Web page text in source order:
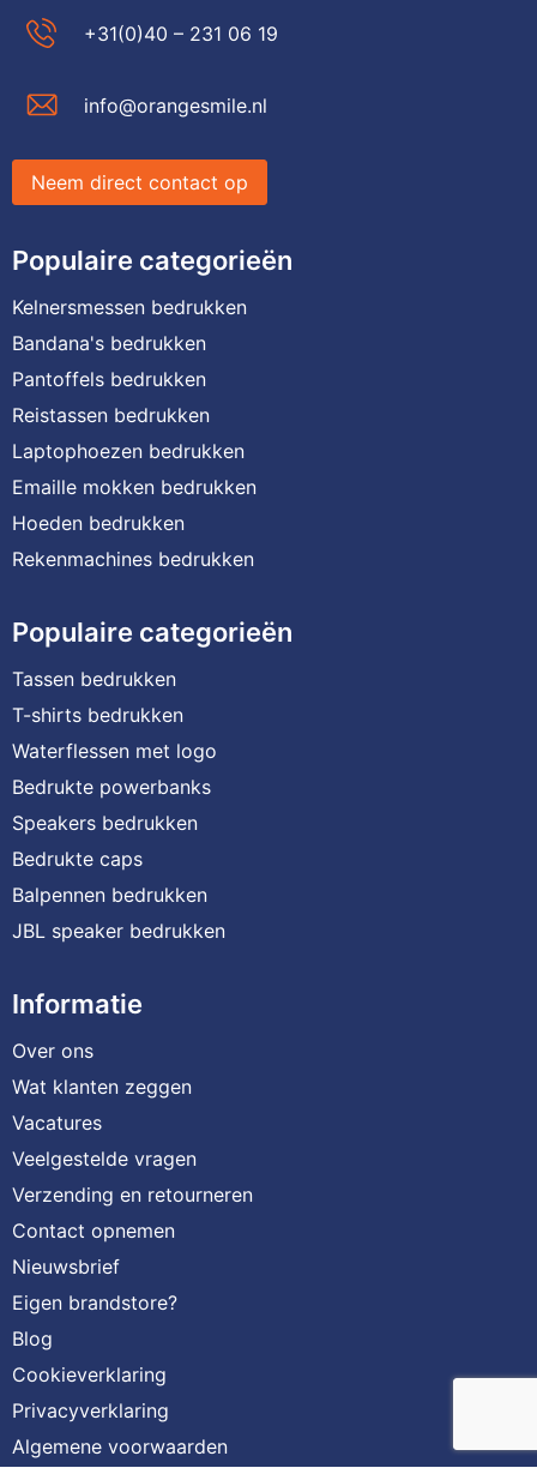
+31(0)40 – 231 06 19
info@orangesmile.nl
Neem direct contact op
Populaire categorieën
Kelnersmessen bedrukken
Bandana's bedrukken
Pantoffels bedrukken
Reistassen bedrukken
Laptophoezen bedrukken
Emaille mokken bedrukken
Hoeden bedrukken
Rekenmachines bedrukken
Populaire categorieën
Tassen bedrukken
T-shirts bedrukken
Waterflessen met logo
Bedrukte powerbanks
Speakers bedrukken
Bedrukte caps
Balpennen bedrukken
JBL speaker bedrukken
Informatie
Over ons
Wat klanten zeggen
Vacatures
Veelgestelde vragen
Verzending en retourneren
Contact opnemen
Nieuwsbrief
Eigen brandstore?
Blog
Cookieverklaring
Privacyverklaring
Algemene voorwaarden